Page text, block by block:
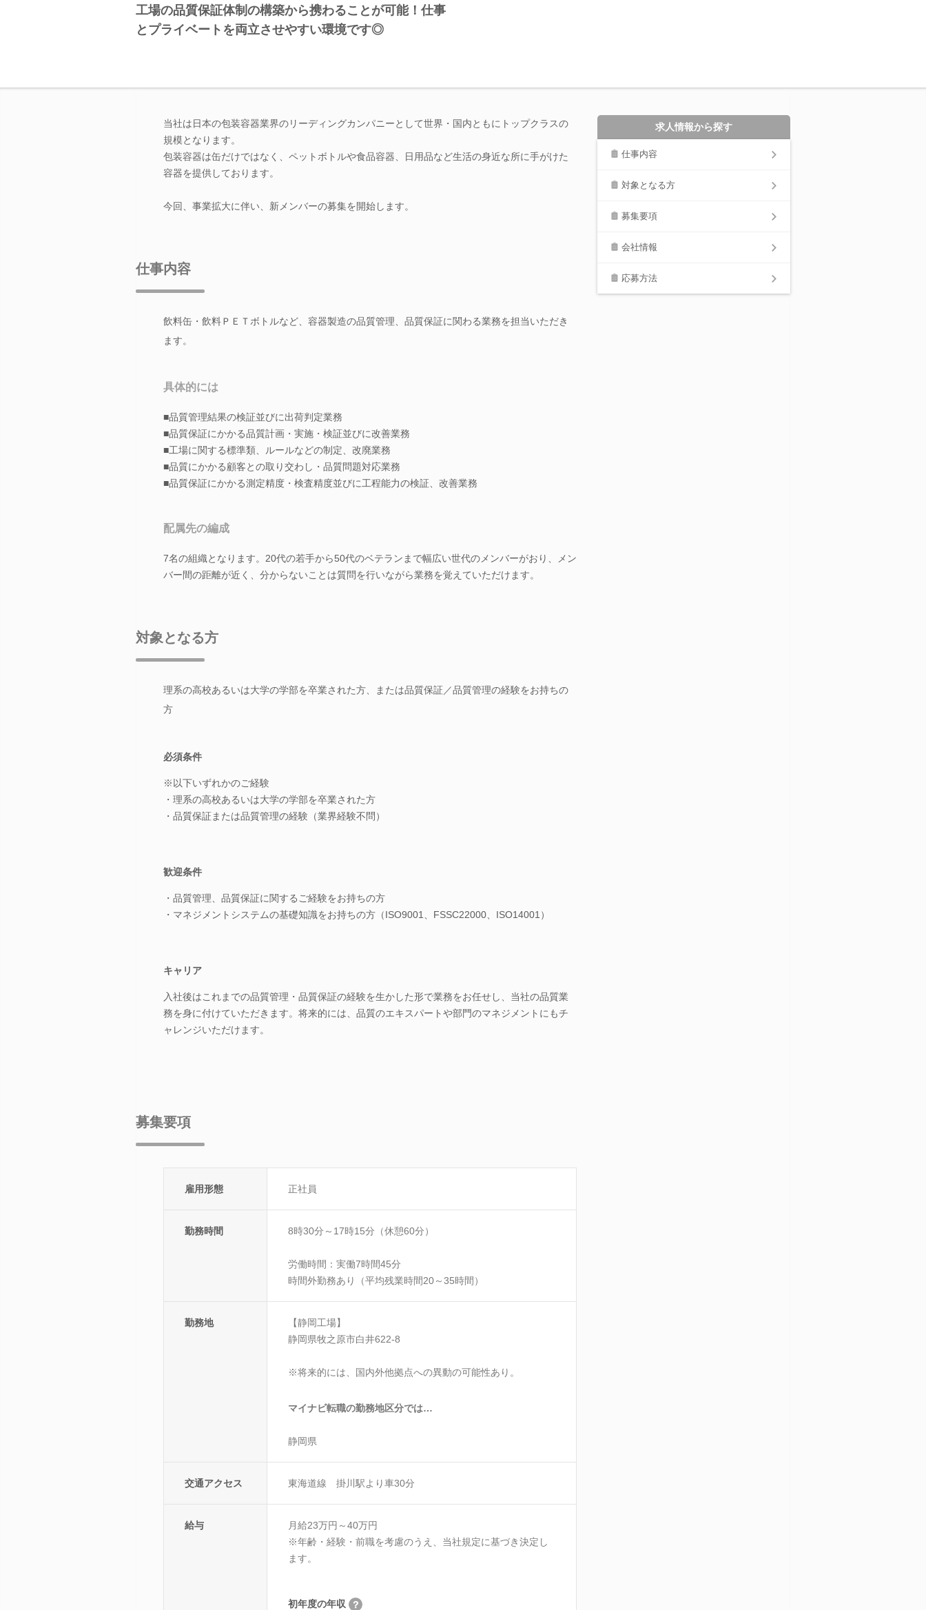
工場の品質保証体制の構築から携わることが可能！仕事
とプライベートを両立させやすい環境です◎
当社は日本の包装容器業界のリーディングカンパニーとして世界・国内ともにトップクラスの
規模となります。
包装容器は缶だけではなく、ペットボトルや食品容器、日用品など生活の身近な所に手がけた
容器を提供しております。
今回、事業拡大に伴い、新メンバーの募集を開始します。
仕事内容
飲料缶・飲料ＰＥＴボトルなど、容器製造の品質管理、品質保証に関わる業務を担当いただき
ます。
具体的には
■品質管理結果の検証並びに出荷判定業務
■品質保証にかかる品質計画・実施・検証並びに改善業務
■工場に関する標準類、ルールなどの制定、改廃業務
■品質にかかる顧客との取り交わし・品質問題対応業務
■品質保証にかかる測定精度・検査精度並びに工程能力の検証、改善業務
配属先の編成
7名の組織となります。20代の若手から50代のベテランまで幅広い世代のメンバーがおり、メン
バー間の距離が近く、分からないことは質問を行いながら業務を覚えていただけます。
対象となる方
理系の高校あるいは大学の学部を卒業された方、または品質保証／品質管理の経験をお持ちの
方
必須条件
※以下いずれかのご経験
・理系の高校あるいは大学の学部を卒業された方
・品質保証または品質管理の経験（業界経験不問）
歓迎条件
・品質管理、品質保証に関するご経験をお持ちの方
・マネジメントシステムの基礎知識をお持ちの方（ISO9001、FSSC22000、ISO14001）
キャリア
入社後はこれまでの品質管理・品質保証の経験を生かした形で業務をお任せし、当社の品質業
務を身に付けていただきます。将来的には、品質のエキスパートや部門のマネジメントにもチ
ャレンジいただけます。
募集要項
雇用形態 正社員
勤務時間 8時30分～17時15分（休憩60分）
労働時間：実働7時間45分
時間外勤務あり（平均残業時間20～35時間）
勤務地
【静岡工場】
静岡県牧之原市白井622-8
※将来的には、国内外他拠点への異動の可能性あり。
マイナビ転職の勤務地区分では…
静岡県
交通アクセス 東海道線 掛川駅より車30分
給与
月給23万円～40万円
※年齢・経験・前職を考慮のうえ、当社規定に基づき決定し
ます。
初年度の年収
求人情報から探す
仕事内容
対象となる方
募集要項
会社情報
応募方法